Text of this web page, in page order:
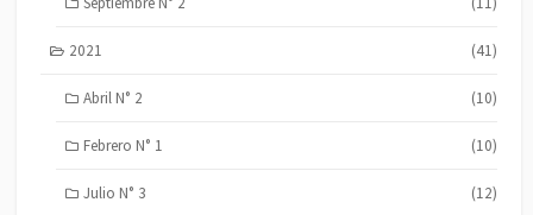
2021 (41)
Abril N° 2 (10)
Febrero N° 1 (10)
Julio N° 3 (12)